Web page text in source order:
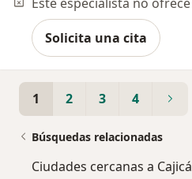
Solicita una cita
1 2 3 4
Búsquedas relacionadas
Ciudades cercanas a Cajicá